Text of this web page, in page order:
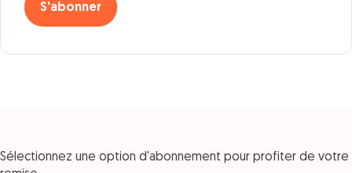
S'abonner
Sélectionnez une option d'abonnement pour profiter de votre